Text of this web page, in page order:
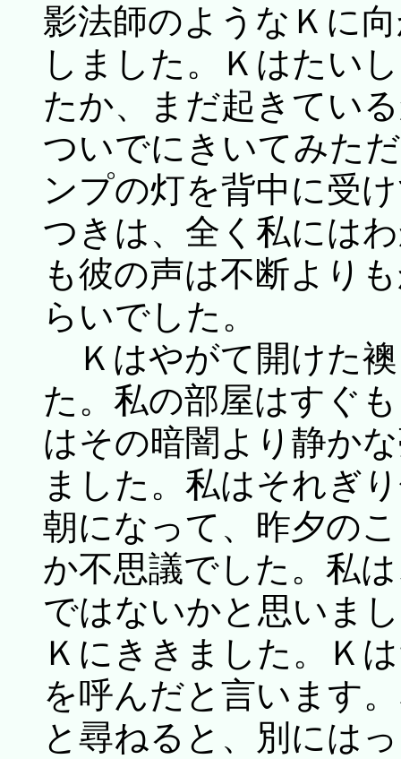
影法師のようなＫに
しました。Ｋはたい
たか、まだ起きてい
ついでにきいてみた
ンプの灯を背中に受
つきは、全く私には
も彼の声は不断より
らいでした。
Ｋはやがて開けた
た。私の部屋はすぐ
はその暗闇より静か
ました。私はそれぎ
朝になって、昨夕の
か不思議でした。私
ではないかと思いま
Ｋにききました。Ｋ
を呼んだと言います
と尋ねると、別には